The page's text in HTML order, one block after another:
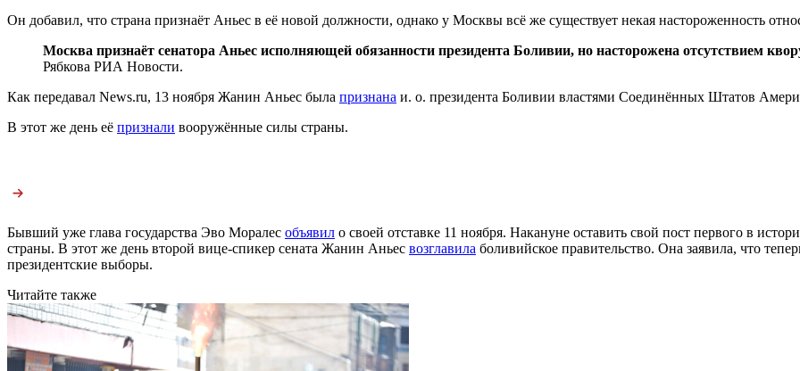
Он добавил, что страна признаёт Аньес в её новой должности, однако у Москвы всё же существует некая настороженность
Москва признаёт сенатора Аньес исполняющей обязанности президента Боливии, но насторожена отсутствием
Рябкова РИА Новости.
Как передавал News.ru, 13 ноября Жанин Аньес была признана и. о. президента Боливии властями Соединённых Штатов
В этот же день её признали вооружённые силы страны.
Бывший уже глава государства Эво Моралес объявил о своей отставке 11 ноября. Накануне оставить свой пост первого в
страны. В этот же день второй вице-спикер сената Жанин Аньес возглавила боливийское правительство. Она заявила, что
президентские выборы.
Читайте также